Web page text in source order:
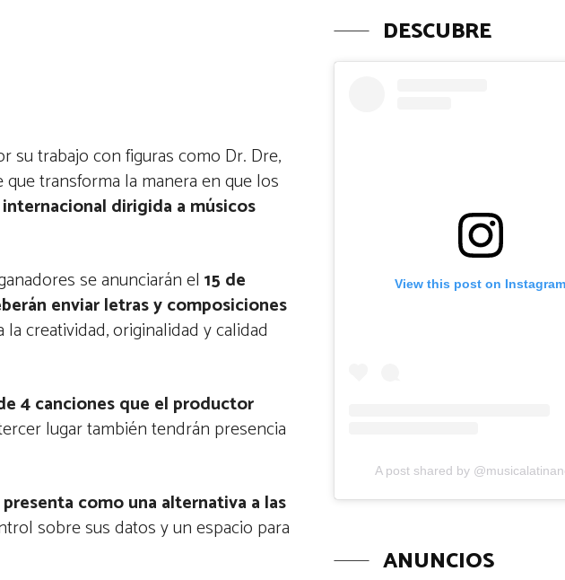
su trabajo con figuras como Dr. Dre,
transforma la manera en que los
dirigida a músicos
se anunciarán el 15 de
enviar letras y composiciones
creatividad, originalidad y calidad
4 canciones que el productor
lugar también tendrán presencia
como una alternativa a las
sobre sus datos y un espacio para
DESCUBRE
View this post on
A post shared by
ANUNCIOS